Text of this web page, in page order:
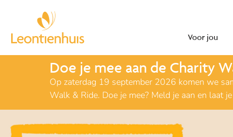
Voor jou
Doe je mee aan de Charity
Op zaterdag 19 september 2026 komen we
Walk & Ride. Doe je mee? Meld je aan en laat